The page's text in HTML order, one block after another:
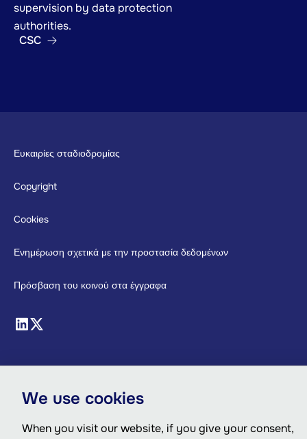
Footer
Ευκαιρίες σταδιοδρομίας
Copyright
Cookies
Ενημέρωση σχετικά με την προστασία δεδομένων
Πρόσβαση του κοινού στα έγγραφα
supervision by data protection
authorities.
CSC
We use cookies
When you visit our website, if you give your consent,